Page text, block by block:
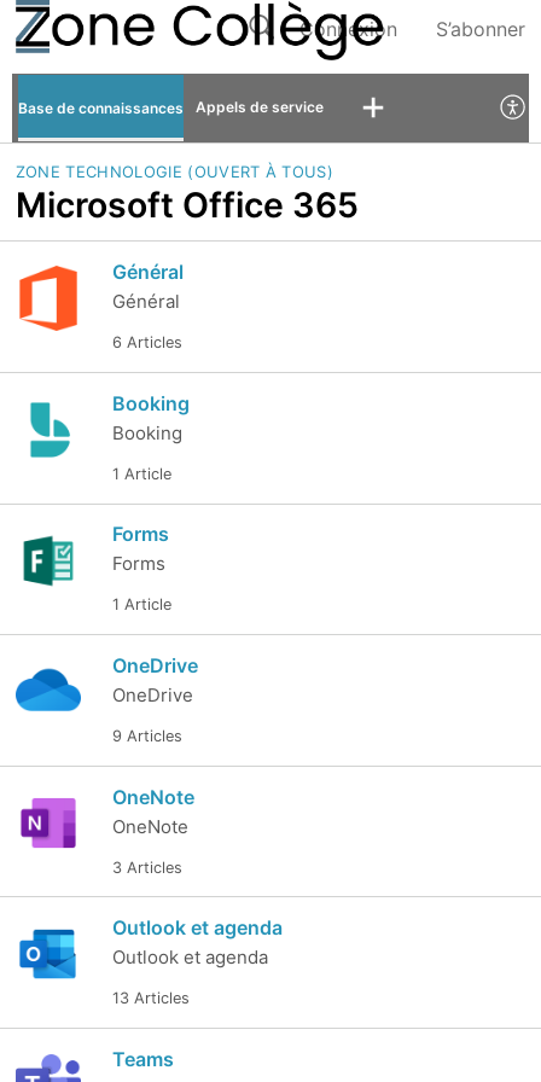
Connexion S’abonner
Base de connaissances Appels de service
ZONE TECHNOLOGIE (OUVERT À TOUS)
Microsoft Office 365
Général
Général
6 Articles
Booking
Booking
1 Article
Forms
Forms
1 Article
OneDrive
OneDrive
9 Articles
OneNote
OneNote
3 Articles
Outlook et agenda
Outlook et agenda
13 Articles
Teams